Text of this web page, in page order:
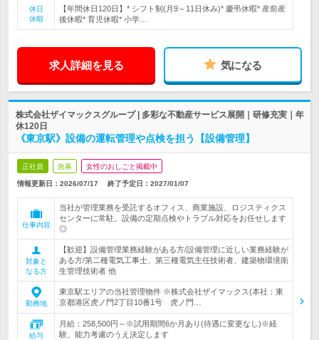
休日
休暇
【年間休日120日】* シフト制(月9～11日休み)* 慶弔休暇* 産前産
後休暇* 育児休暇* 小学…
求人詳細を見る 気になる
株式会社ザイマックスグループ | 多彩な不動産サービス展開｜研修充実｜年
休120日
《東京駅》設備の運転管理や点検を担う【設備管理】
正社員 急募 女性のおしごと掲載中
情報更新日：2026/07/17 終了予定日： 2027/01/07
仕事内容
当社が管理業務を受託するオフィス、商業施設、ロジスティクス
センターに常駐。設備の定期点検やトラブル対応をお任せします
◎
対象と
なる方
【歓迎】設備管理業務経験がある方/設備管理に近しい業務経験が
ある方/第二種電気工事士、第三種電気主任技術者、建築物環境衛
生管理技術者 他
勤務地
東京駅エリアの当社管理物件 ※株式会社ザイマックス(本社：東
京都港区虎ノ門2丁目10番1号 虎ノ門…
給与
月給：258,500円～※試用期間6か月あり(待遇に変更なし)※経
験、能力考慮のうえ決定します